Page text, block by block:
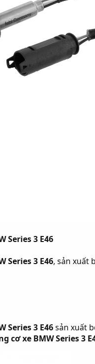
Series 3 E46
Series 3 E46, sản xuất
Series 3 E46sản xuất
cơ xe BMW Series 3